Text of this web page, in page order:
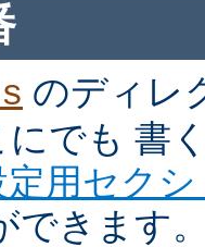
のディレ
でも 書
定用セク
できます